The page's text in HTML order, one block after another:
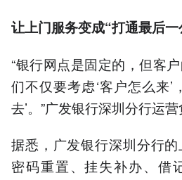
让上门服务变成“打通最后
“银行网点是固定的，但客
们不仅要考虑‘客户怎么来’
去’。”广发银行深圳分行运营
据悉，广发银行深圳分行
密码重置、挂失补办、借